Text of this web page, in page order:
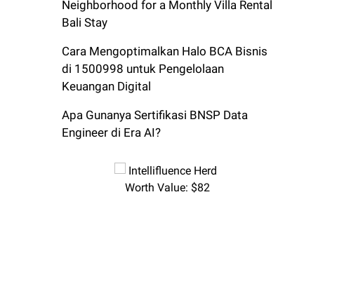
Neighborhood for a Monthly Villa Rental
Bali Stay
Cara Mengoptimalkan Halo BCA Bisnis
di 1500998 untuk Pengelolaan
Keuangan Digital
Apa Gunanya Sertifikasi BNSP Data
Engineer di Era AI?